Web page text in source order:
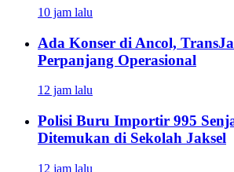
10 jam lalu
Ada Konser di Ancol,
Perpanjang Operasional
12 jam lalu
Polisi Buru Importir 995
Ditemukan di Sekolah Jaksel
12 jam lalu